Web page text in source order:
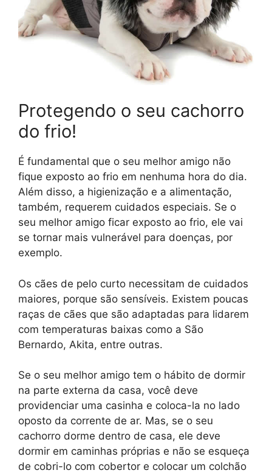
Protegendo o seu cachorro
do frio!
É fundamental que o seu melhor amigo não
fique exposto ao frio em nenhuma hora do dia.
Além disso, a higienização e a alimentação,
também, requerem cuidados especiais. Se o
seu melhor amigo ficar exposto ao frio, ele vai
se tornar mais vulnerável para doenças, por
exemplo.
Os cães de pelo curto necessitam de cuidados
maiores, porque são sensíveis. Existem poucas
raças de cães que são adaptadas para lidarem
com temperaturas baixas como a São
Bernardo, Akita, entre outras.
Se o seu melhor amigo tem o hábito de dormir
na parte externa da casa, você deve
providenciar uma casinha e coloca-la no lado
oposto da corrente de ar. Mas, se o seu
cachorro dorme dentro de casa, ele deve
dormir em caminhas próprias e não se esqueça
de cobri-lo com cobertor e colocar um colchão